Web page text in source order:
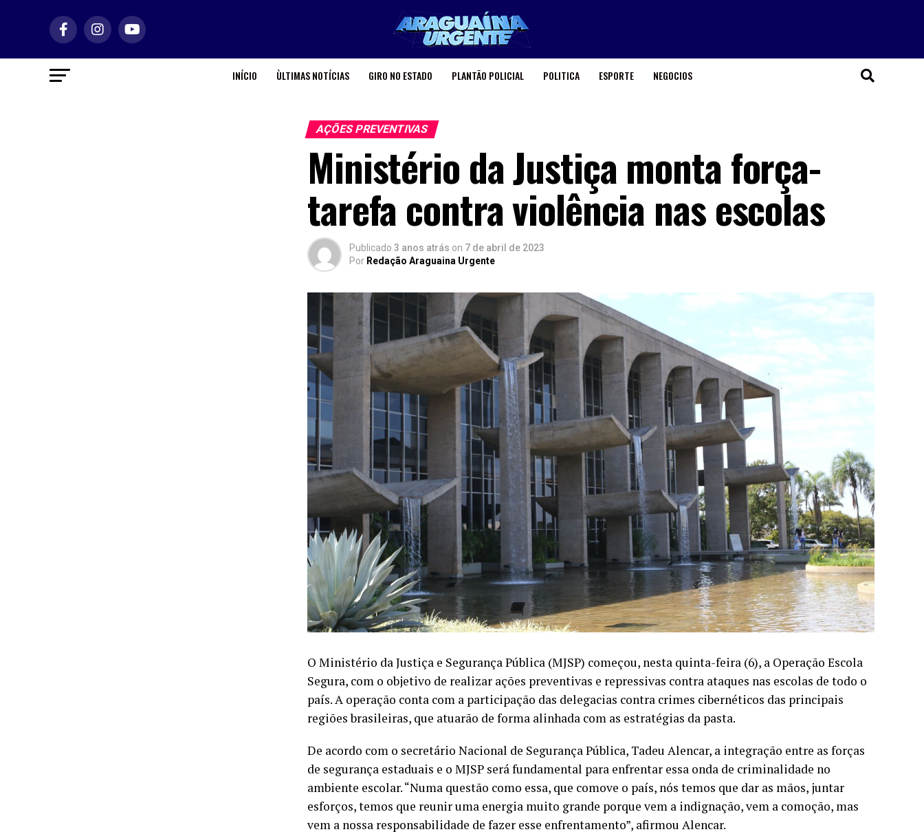
INÍCIO ÙLTIMAS NOTÍCIAS GIRO NO ESTADO PLANTÃO POLICIAL POLITICA ESPORTE NEGOCIOS
AÇÕES PREVENTIVAS
Ministério da Justiça monta força-
tarefa contra violência nas escolas
Publicado 3 anos atrás on 7 de abril de 2023
Por Redação Araguaina Urgente
O Ministério da Justiça e Segurança Pública (MJSP) começou, nesta quinta-feira (6), a Operação Escola
Segura, com o objetivo de realizar ações preventivas e repressivas contra ataques nas escolas de todo o
país. A operação conta com a participação das delegacias contra crimes cibernéticos das principais
regiões brasileiras, que atuarão de forma alinhada com as estratégias da pasta.
De acordo com o secretário Nacional de Segurança Pública, Tadeu Alencar, a integração entre as forças
de segurança estaduais e o MJSP será fundamental para enfrentar essa onda de criminalidade no
ambiente escolar. “Numa questão como essa, que comove o país, nós temos que dar as mãos, juntar
esforços, temos que reunir uma energia muito grande porque vem a indignação, vem a comoção, mas
vem a nossa responsabilidade de fazer esse enfrentamento”, afirmou Alencar.